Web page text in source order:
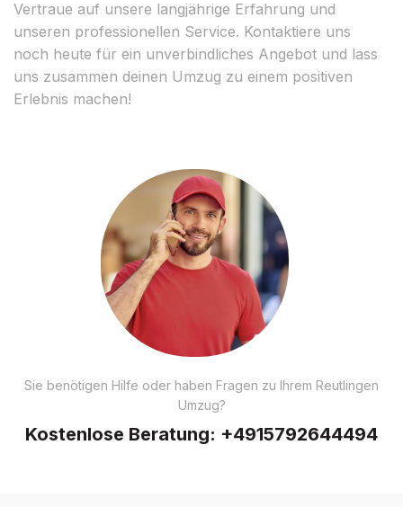
Vertraue auf unsere langjährige Erfahrung und
unseren professionellen Service. Kontaktiere uns
noch heute für ein unverbindliches Angebot und lass
uns zusammen deinen Umzug zu einem positiven
Erlebnis machen!
Sie benötigen Hilfe oder haben Fragen zu Ihrem Reutlingen
Umzug?
Kostenlose Beratung: +4915792644494